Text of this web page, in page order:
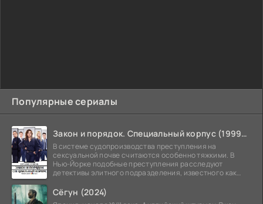
Популярные сериалы
Закон и порядок. Специальный корпус (1999-2026)
В системе судопроизводства преступления на
сексуальной почве считаются особенно тяжкими. В
Нью-Йорке подобные преступления расследуют
детективы элитного подразделения, известного как
Сёгун (2024)